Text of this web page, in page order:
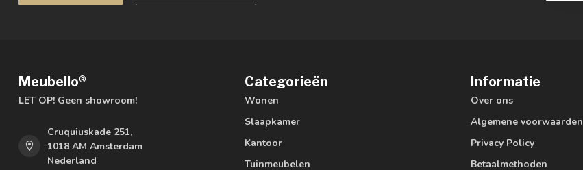
Meubello®
LET OP! Geen showroom!
Cruquiuskade 251,
1018 AM Amsterdam
Nederland
Categorieën
Wonen
Slaapkamer
Kantoor
Tuinmeubelen
Informatie
Over ons
Algemene voorwaarden
Privacy Policy
Betaalmethoden